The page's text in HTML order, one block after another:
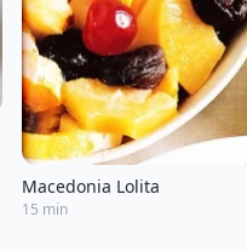
Macedonia Lolita
15 min